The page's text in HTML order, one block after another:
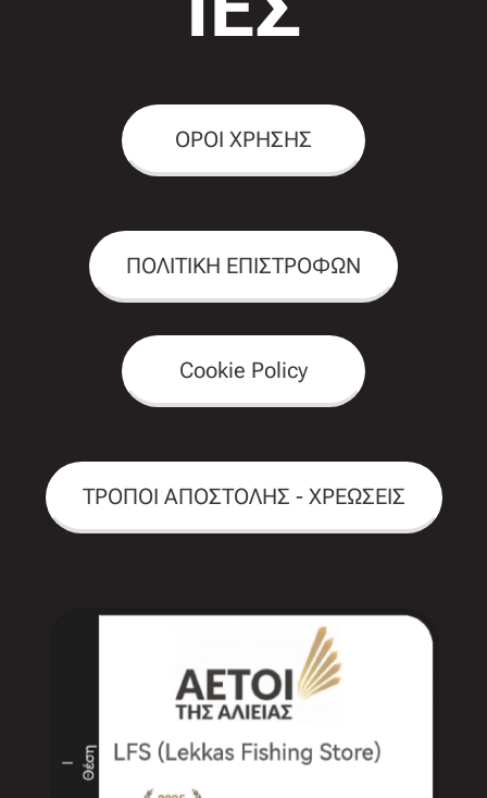
ΟΡΟΙ ΧΡΗΣΗΣ
ΠΟΛΙΤΙΚΗ ΕΠΙΣΤΡΟΦΩΝ
Cookie Policy
ΤΡΟΠΟΙ ΑΠΟΣΤΟΛΗΣ - ΧΡΕΩΣΕΙΣ